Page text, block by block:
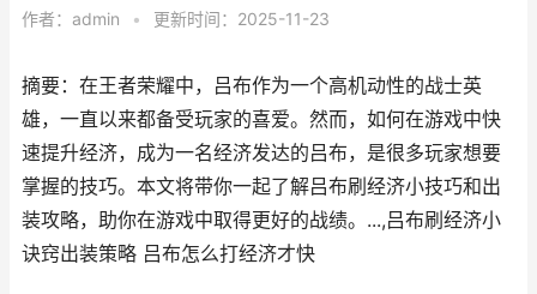
作者： admin • 更新时间：2025-11-23
摘要：在王者荣耀中，吕布作为一个高机动性的战士英
雄，一直以来都备受玩家的喜爱。然而，如何在游戏中快
速提升经济，成为一名经济发达的吕布，是很多玩家想要
掌握的技巧。本文将带你一起了解吕布刷经济小技巧和出
装攻略，助你在游戏中取得更好的战绩。...,吕布刷经济小
诀窍出装策略 吕布怎么打经济才快